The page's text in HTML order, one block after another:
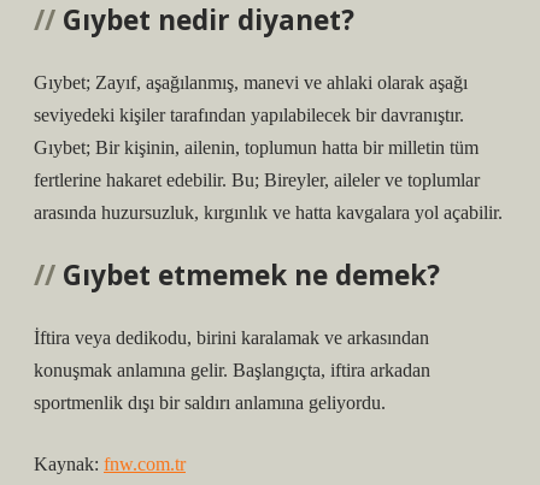
Gıybet nedir diyanet?
Gıybet; Zayıf, aşağılanmış, manevi ve ahlaki olarak aşağı
seviyedeki kişiler tarafından yapılabilecek bir davranıştır.
Gıybet; Bir kişinin, ailenin, toplumun hatta bir milletin tüm
fertlerine hakaret edebilir. Bu; Bireyler, aileler ve toplumlar
arasında huzursuzluk, kırgınlık ve hatta kavgalara yol açabilir.
Gıybet etmemek ne demek?
İftira veya dedikodu, birini karalamak ve arkasından
konuşmak anlamına gelir. Başlangıçta, iftira arkadan
sportmenlik dışı bir saldırı anlamına geliyordu.
Kaynak: fnw.com.tr